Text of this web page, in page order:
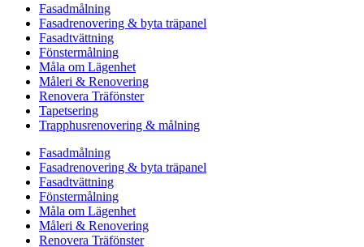
Fasadmålning
Fasadrenovering & byta träpanel
Fasadtvättning
Fönstermålning
Måla om Lägenhet
Måleri & Renovering
Renovera Träfönster
Tapetsering
Trapphusrenovering & målning
Fasadmålning
Fasadrenovering & byta träpanel
Fasadtvättning
Fönstermålning
Måla om Lägenhet
Måleri & Renovering
Renovera Träfönster